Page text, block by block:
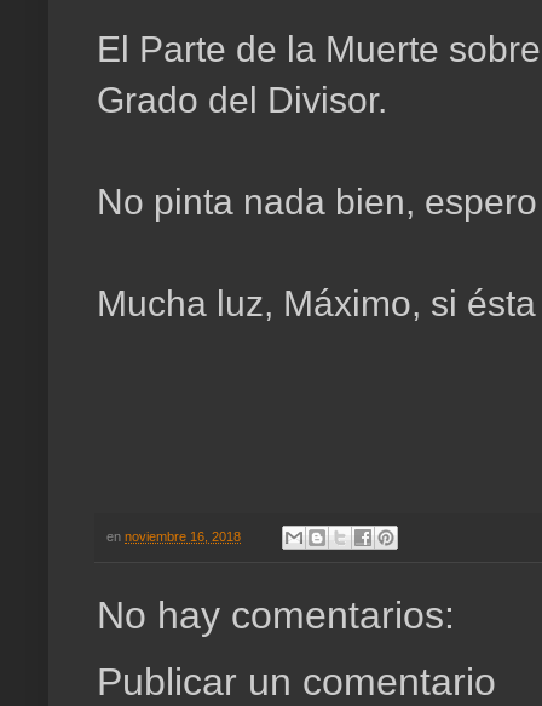
El Parte de la Muerte
Grado del Divisor.
No pinta nada bien,
Mucha luz, Máximo, si
en noviembre 16, 2018
No hay comentarios:
Publicar un comentario